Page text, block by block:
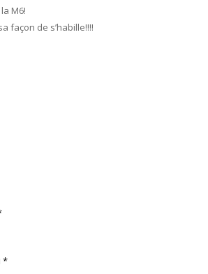
M6!
façon de s’habille!!!!
*